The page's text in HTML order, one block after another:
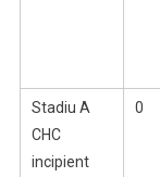
Stadiu A
CHC
incipient
0